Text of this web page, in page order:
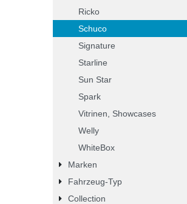
Ricko
Schuco
Signature
Starline
Sun Star
Spark
Vitrinen, Showcases
Welly
WhiteBox
Marken
Fahrzeug-Typ
Collection